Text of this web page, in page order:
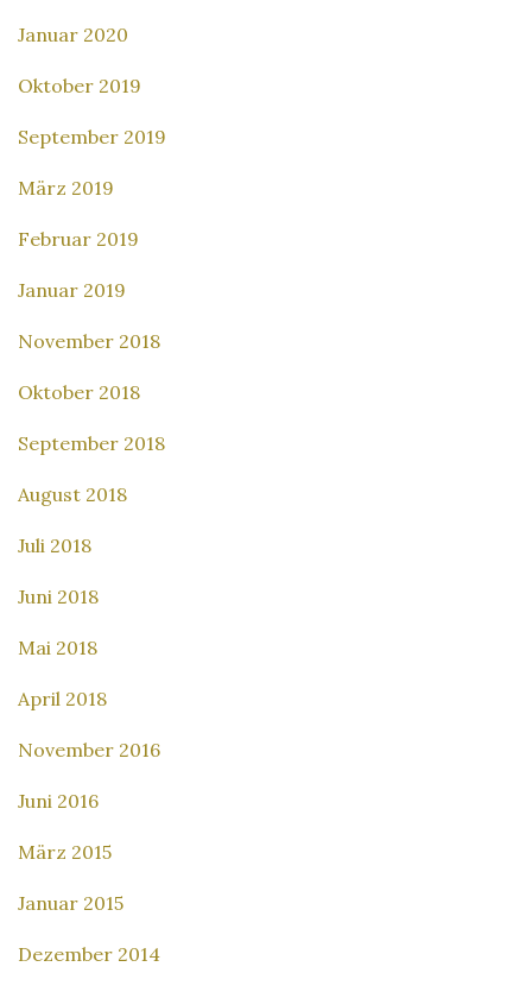
Januar 2020
Oktober 2019
September 2019
März 2019
Februar 2019
Januar 2019
November 2018
Oktober 2018
September 2018
August 2018
Juli 2018
Juni 2018
Mai 2018
April 2018
November 2016
Juni 2016
März 2015
Januar 2015
Dezember 2014